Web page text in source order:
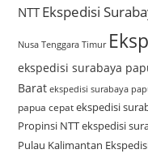
NTTEkspedisi
Nusa Tenggara Timur
ekspedisi surabaya
Barat ekspedisi surabaya
papua cepat ekspedisi
Propinsi NTTekspedisi
Pulau Kalimantan